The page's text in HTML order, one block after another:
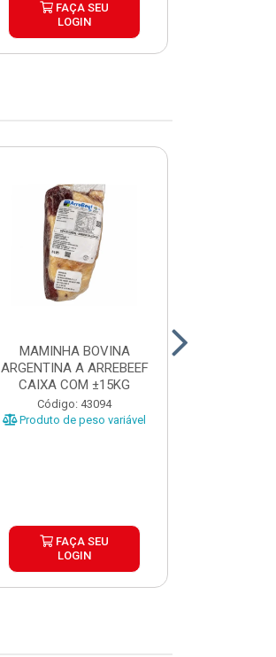
FAÇA SEU
LOGIN
MAMINHA BOVINA
ARGENTINA A ARREBEEF
CAIXA COM ±15KG
Código: 43094
Produto de peso variável
FAÇA SEU
LOGIN